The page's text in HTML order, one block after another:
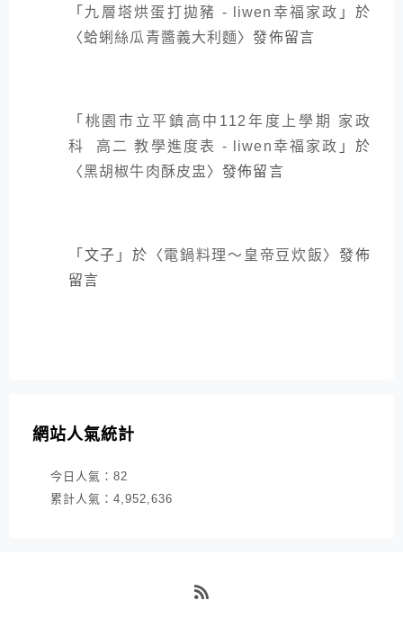
「 九層塔烘蛋打拋豬 - liwen幸福家政 」於
〈蛤蜊絲瓜青醬義大利麵〉發佈留言
「 桃園市立平鎮高中112年度上學期 家政
科 高二 教學進度表 - liwen幸福家政 」於
〈黑胡椒牛肉酥皮盅 〉發佈留言
「 文子 」於〈電鍋料理～皇帝豆炊飯〉發佈
留言
網站人氣統計
今日人氣： 82
累計人氣： 4,952,636